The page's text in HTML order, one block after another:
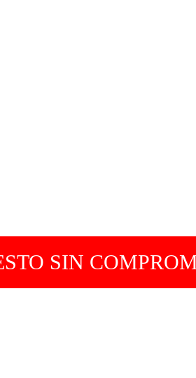
SIN